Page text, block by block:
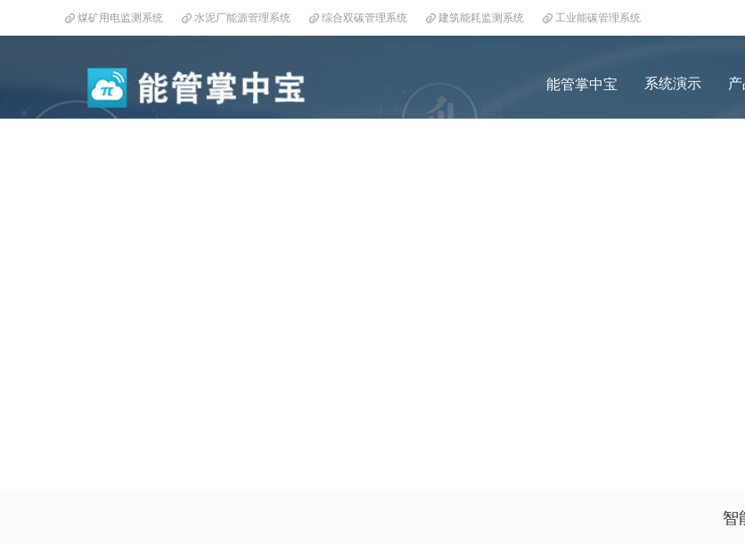
煤矿用电监测系统 水泥厂能源管理系统 综合双碳管理系统 建筑能耗监测系统 工业能碳管理系统
能管掌中宝 系统演示
智